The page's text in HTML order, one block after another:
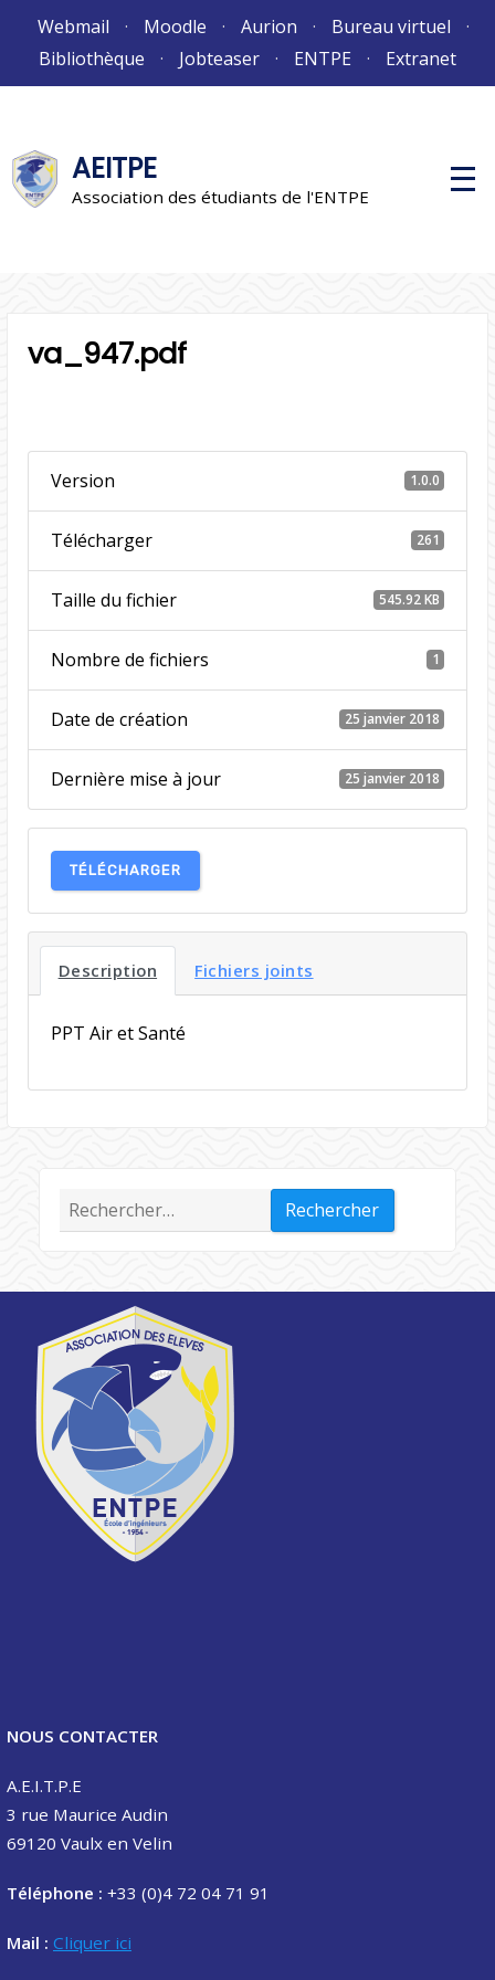
Webmail Moodle Aurion
Bureau virtuel
Bibliothèque
Jobteaser ENTPE Extranet
AEITPE
Association des étudiants de l'ENTPE
M
e
va_947.pdf
Version 1.0.0
Télécharger 261
Taille du fichier 545.92 KB
Nombre de fichiers 1
Date de création 25 janvier 2018
Dernière mise à jour 25 janvier 2018
TÉLÉCHARGER
Description Fichiers joints
PPT Air et Santé
Rechercher :
NOUS CONTACTER
A.E.I.T.P.E
3 rue Maurice Audin
69120 Vaulx en Velin
Téléphone : +33 (0)4 72 04 71 91
Mail : Cliquer ici